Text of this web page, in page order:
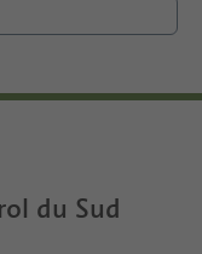
du Sud